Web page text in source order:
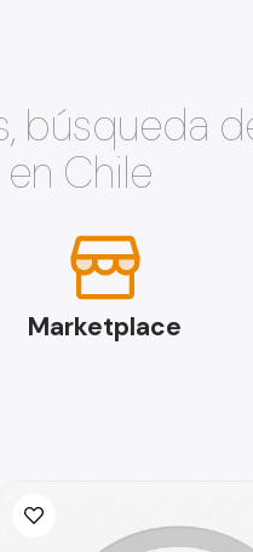
búsqueda
Chile
Marketplace